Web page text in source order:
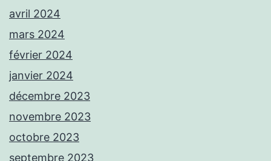
avril 2024
mars 2024
février 2024
janvier 2024
décembre 2023
novembre 2023
octobre 2023
septembre 2023